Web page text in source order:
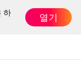
하
열기